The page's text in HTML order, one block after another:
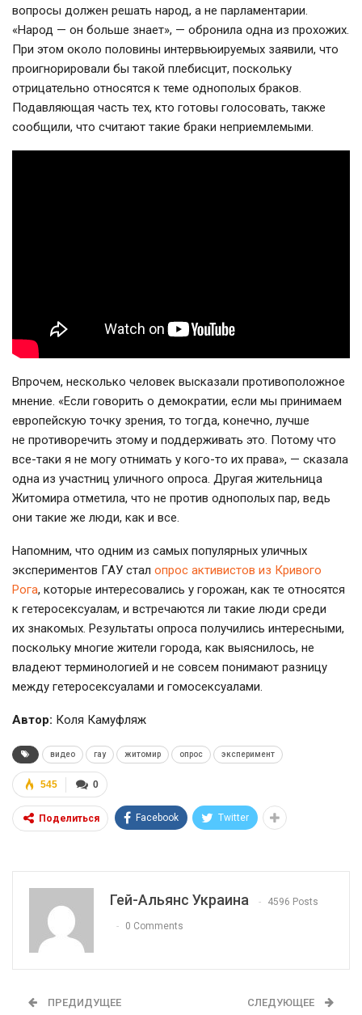
вопросы должен решать народ, а не парламентарии.
«Народ — он больше знает», — обронила одна из прохожих.
При этом около половины интервьюируемых заявили, что
проигнорировали бы такой плебисцит, поскольку
отрицательно относятся к теме однополых браков.
Подавляющая часть тех, кто готовы голосовать, также
сообщили, что считают такие браки неприемлемыми.
Впрочем, несколько человек высказали противоположное
мнение. «Если говорить о демократии, если мы принимаем
европейскую точку зрения, то тогда, конечно, лучше
не противоречить этому и поддерживать это. Потому что
все-таки я не могу отнимать у кого-то их права», — сказала
одна из участниц уличного опроса. Другая жительница
Житомира отметила, что не против однополых пар, ведь
они такие же люди, как и все.
Напомним, что одним из самых популярных уличных
экспериментов ГАУ стал опрос активистов из Кривого
Рога, которые интересовались у горожан, как те относятся
к гетеросексуалам, и встречаются ли такие люди среди
их знакомых. Результаты опроса получились интересными,
поскольку многие жители города, как выяснилось, не
владеют терминологией и не совсем понимают разницу
между гетеросексуалами и гомосексуалами.
Автор: Коля Камуфляж
видео гау житомир опрос эксперимент
0
545
Поделиться Facebook Twitter
Гей-Альянс Украина 4596 Posts
0 Comments
ПРЕДИДУЩЕЕ СЛЕДУЮЩЕЕ